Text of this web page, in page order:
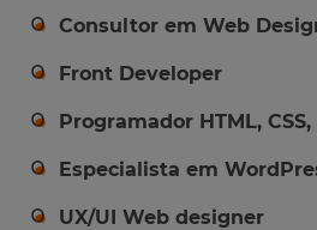
Consultor em Web
Front Developer
Programador HTML,
Especialista em
UX/UI Web designer